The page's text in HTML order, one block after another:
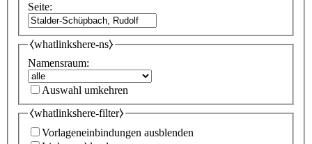
Seite:
⧼whatlinkshere-ns⧽
Namensraum:
Auswahl umkehren
⧼whatlinkshere-filter⧽
Vorlageneinbindungen ausblenden